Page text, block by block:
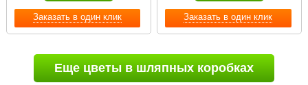
Заказать в один клик Заказать в один клик
Еще цветы в шляпных коробках